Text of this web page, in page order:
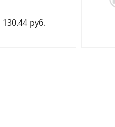
130.44 руб.